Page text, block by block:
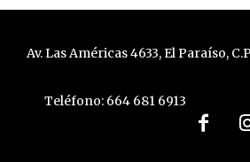
Av. Las Américas 4633, El Paraíso,
Teléfono: 664 681 6913